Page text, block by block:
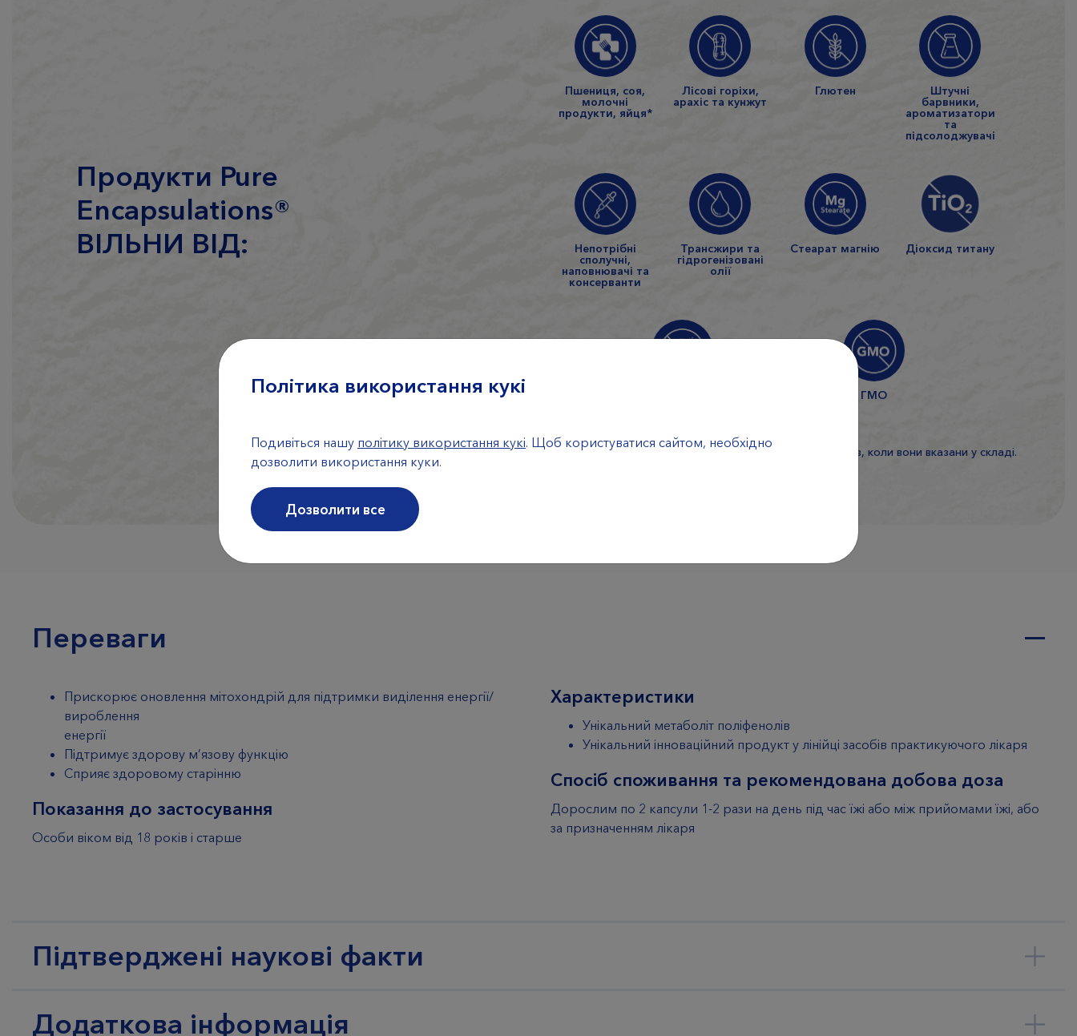
Продукти Pure
Encapsulations®
ВIЛЬНИ ВIД:
Пшениця, соя,
молочні
продукти, яйця*
Лісові горіхи,
арахіс та кунжут
Глютен Штучні
барвники,
ароматизатори
та
підсолоджувачі
Непотрібні
сполучні,
наповнювачі та
консерванти
Трансжири та
гідрогенізовані
олії
Стеарат магнію Діоксид титану
ГМО
* За винятком тих випадкiв, коли вони вказани у складi.
Переваги
Прискорює оновлення мітохондрій для підтримки виділення енергії/
вироблення
енергії
Підтримує здорову м’язову функцію
Сприяє здоровому старінню
Показання до застосування
Особи віком від 18 років і старше
Характеристики
Унікальний метаболіт поліфенолів
Унікальний інноваційний продукт у лінійці засобів практикуючого лікаря
Спосіб споживання та рекомендована добова доза
Дорослим по 2 капсули 1-2 рази на день під час їжі або між прийомами їжі, або
за призначенням лікаря
Підтверджені наукові факти
Додаткова інформація
Політика використання кукі
Подивіться нашу політику використання кукі. Щоб користуватися сайтом, необхідно
дозволити використання куки.
Дозволити все